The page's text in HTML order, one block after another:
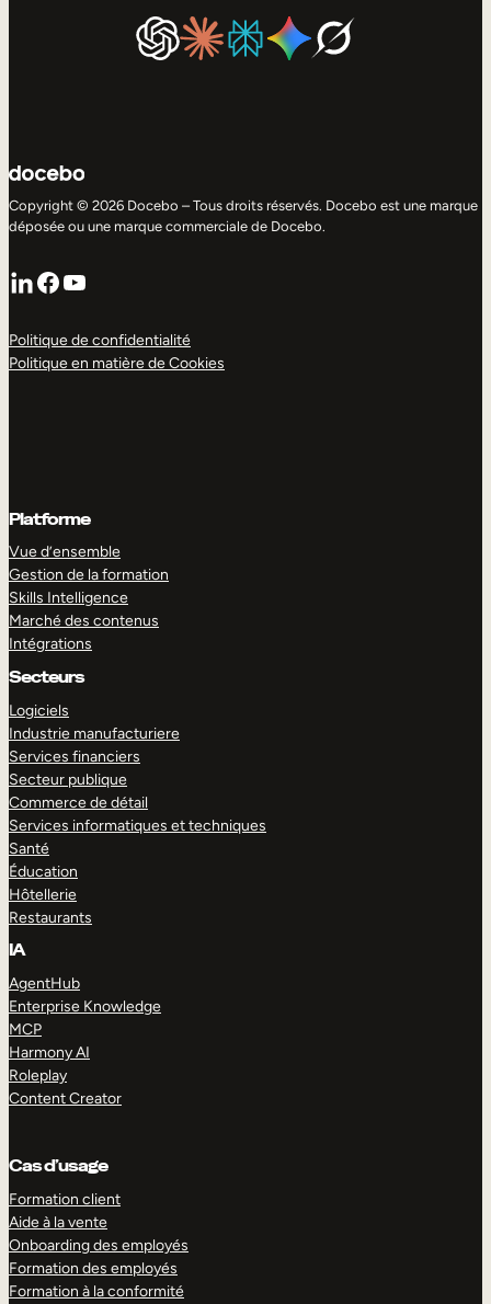
Copyright © 2026 Docebo – Tous droits réservés. Docebo est une marque
déposée ou une marque commerciale de Docebo.
LinkedIn
Facebook
YouTube
Politique de confidentialité
Politique en matière de Cookies
Platforme
Vue d’ensemble
Gestion de la formation
Skills Intelligence
Marché des contenus
Intégrations
Secteurs
Logiciels
Industrie manufacturiere
Services financiers
Secteur publique
Commerce de détail
Services informatiques et techniques
Santé
Éducation
Hôtellerie
Restaurants
IA
AgentHub
Enterprise Knowledge
MCP
Harmony AI
Roleplay
Content Creator
Cas d’usage
Formation client
Aide à la vente
Onboarding des employés
Formation des employés
Formation à la conformité